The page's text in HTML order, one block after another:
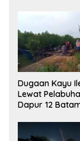
Dugaan Kayu
Lewat
Dapur 12
Pengecekan